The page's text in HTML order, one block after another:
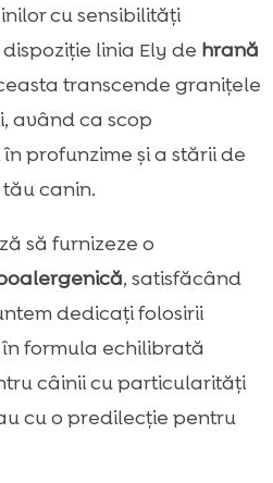
cu sensibilități
linia Ely de hrană
transcende granițele
având ca scop
profunzime și a stării de
canin.
să furnizeze o
, satisfăcând
dedicați folosirii
formula echilibrată
câinii cu particularități
cu o predilecție pentru